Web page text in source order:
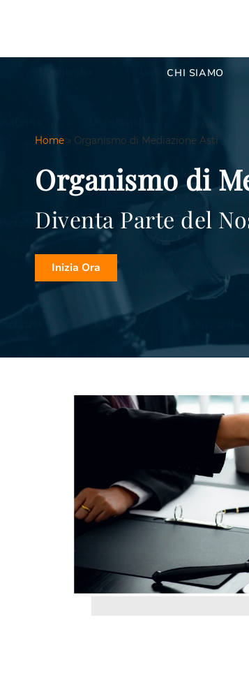
CHI SIAMO
Home » Organismo di Mediazione Asti
Organismo di
Diventa Parte del
Inizia Ora